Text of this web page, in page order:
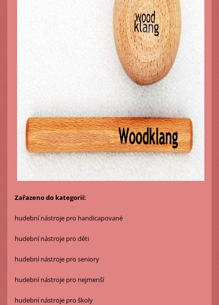
Zařazeno do kategorií:
hudební nástroje pro handicapované
hudební nástroje pro děti
hudební nástroje pro seniory
hudební nástroje pro nejmenší
hudební nástroje pro školy